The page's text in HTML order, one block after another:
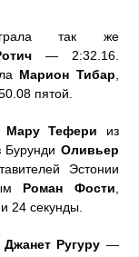
так же
— 2:32.16.
Марион Тибар,
пятой.
Мару Тефери из
Бурунди Оливьер
Эстонии
Роман Фости,
24 секунды.
Джанет Ругуру —